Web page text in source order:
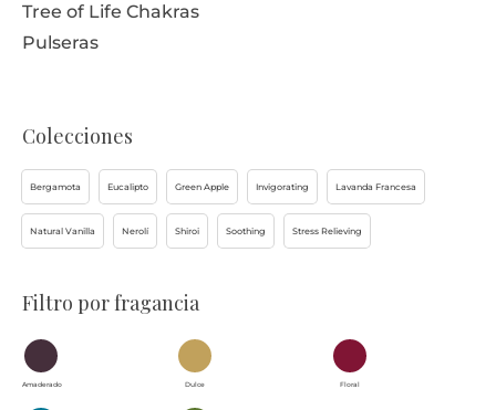
Tree of Life Chakras
Pulseras
Colecciones
Bergamota Eucalipto Green Apple Invigorating Lavanda Francesa
Natural Vanilla Nerolí Shiroi Soothing Stress Relieving
Filtro por fragancia
Amaderado Dulce Floral